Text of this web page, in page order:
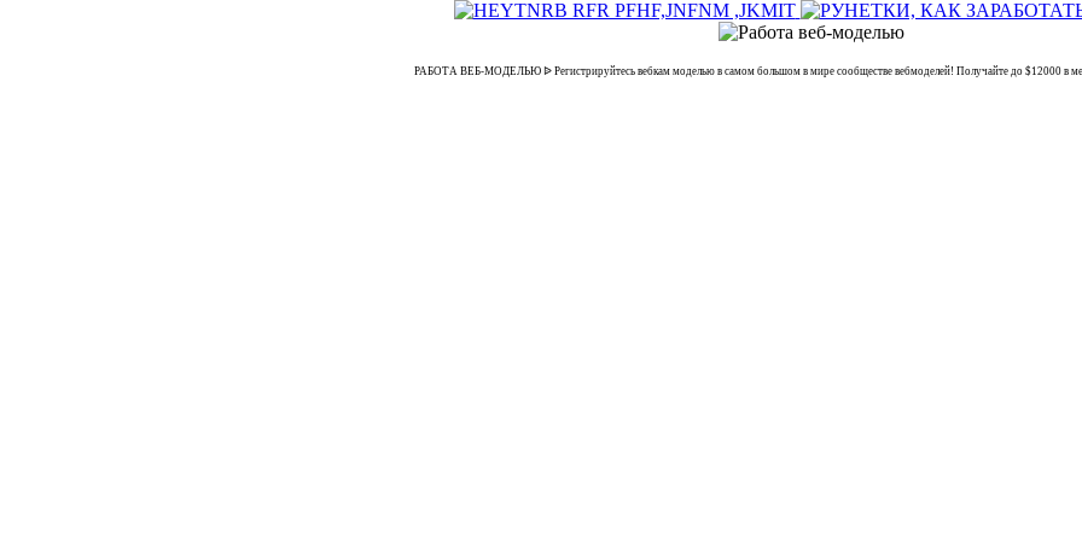
РАБОТА ВЕБ-МОДЕЛЬЮ ᐉ Регистрируйтесь вебкам моделью в самом большом в мире сообществе вебмоделей! Получайте до $12000 в